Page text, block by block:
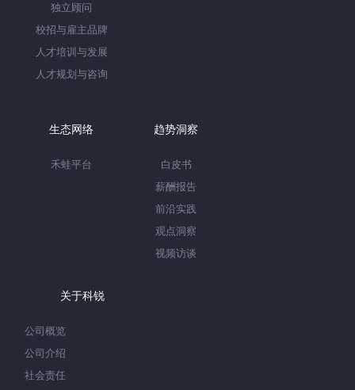
独立顾问
校招与雇主品牌
人才培训与发展
人才规划与咨询
生态网络
禾蛙平台
趋势洞察
白皮书
薪酬报告
前沿实践
观点洞察
视频访谈
关于科锐
公司概览
公司介绍
社会责任